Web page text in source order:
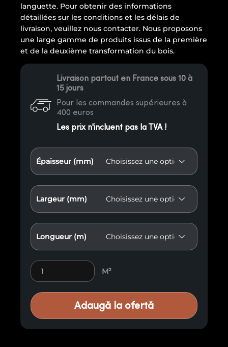
languette. Pour obtenir des informations
détaillées sur les conditions et les délais de
livraison, veuillez nous contacter. Nous proposons
une large gamme de produits issus de la première
et de la deuxième transformation du bois.
Livraison partout en France sous 10 à
15 jours
Pour les commandes supérieures à
400 euros
Les prix n'incluent pas la TVA !
Épaisseur (mm)
Largeur (mm)
Longueur (m)
Lambris vieilli E21 quantity
M²
Adaugă la ofertă